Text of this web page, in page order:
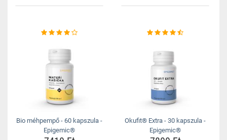
Bio méhpempő - 60 kapszula -
Epigemic®
Okufit® Extra - 30 kapszula -
Epigemic®